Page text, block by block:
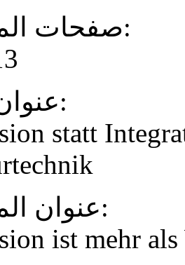
صفحات المستخرج:
عنوان الكتاب:
statt
عنوان المستخرج:
ist mehr